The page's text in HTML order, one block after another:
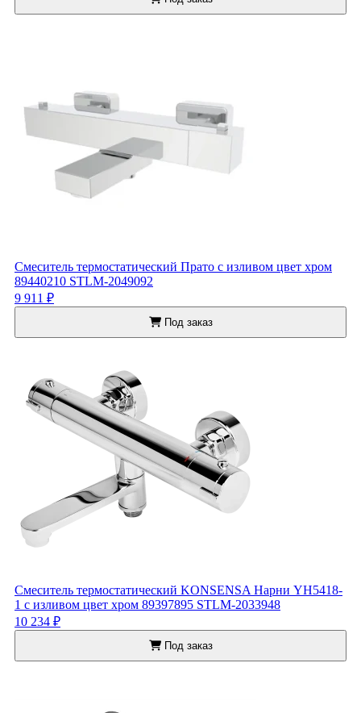
Смеситель термостатический Прато с изливом цвет хром
89440210 STLM-2049092
9 911 ₽
Под заказ
Смеситель термостатический KONSENSA Нарни YH5418-
1 с изливом цвет хром 89397895 STLM-2033948
10 234 ₽
Под заказ